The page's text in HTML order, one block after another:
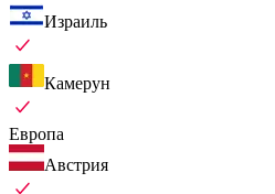
Израиль
Камерун
Европа
Австрия